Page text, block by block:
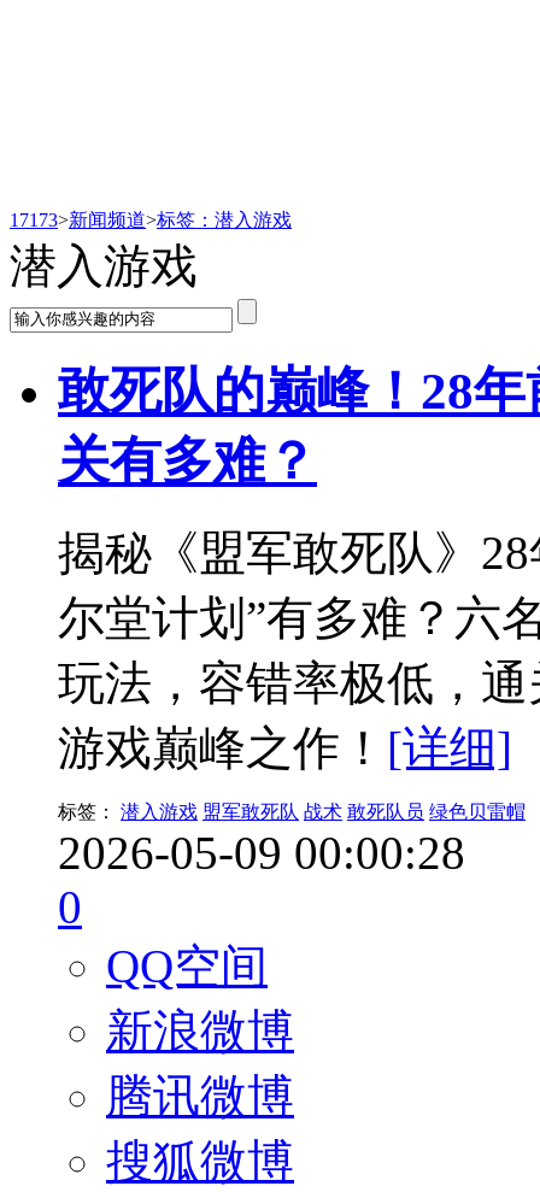
17173>新闻频道>标签：潜入游戏
潜入游戏
敢死队的巅峰！28
关有多难？
揭秘《盟军敢死队》
尔堂计划”有多难？六
玩法，容错率极低，
游戏巅峰之作！ [详细]
标签： 潜入游戏 盟军敢死队 战术 敢死队员 绿色贝雷帽
2026-05-09 00:00:28
0
QQ空间
新浪微博
腾讯微博
搜狐微博